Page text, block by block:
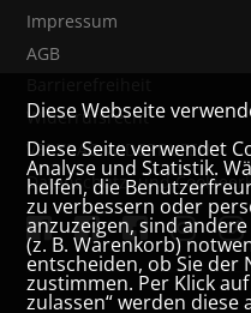
Impressum
AGB
Widerrufsrecht
VERTRAG WIDERRUFEN
Datenschutz- und
Diese Webseite
Diese Seite verwendet
Analyse und Statistik.
helfen, die
zu verbessern oder
anzuzeigen, sind
(z. B. Warenkorb)
entscheiden, ob Sie der
zustimmen. Per Klick
zulassen“ werden diese